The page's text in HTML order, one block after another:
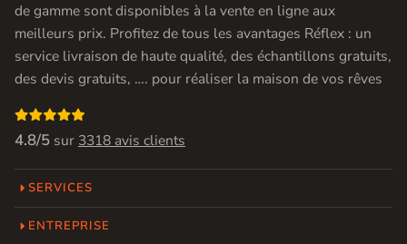
de gamme sont disponibles à la vente en ligne aux
meilleurs prix. Profitez de tous les avantages Réflex : un
service livraison de haute qualité, des échantillons gratuits,
des devis gratuits, …. pour réaliser la maison de vos rêves

4.8/5 sur 3318 avis clients
SERVICES
ENTREPRISE